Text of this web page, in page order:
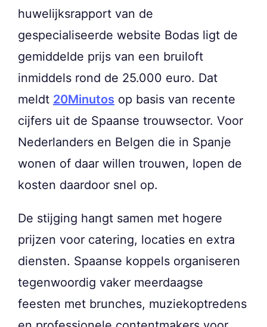
huwelijksrapport van de
gespecialiseerde website Bodas ligt de
gemiddelde prijs van een bruiloft
inmiddels rond de 25.000 euro. Dat
meldt 20Minutos op basis van recente
cijfers uit de Spaanse trouwsector. Voor
Nederlanders en Belgen die in Spanje
wonen of daar willen trouwen, lopen de
kosten daardoor snel op.
De stijging hangt samen met hogere
prijzen voor catering, locaties en extra
diensten. Spaanse koppels organiseren
tegenwoordig vaker meerdaagse
feesten met brunches, muziekoptredens